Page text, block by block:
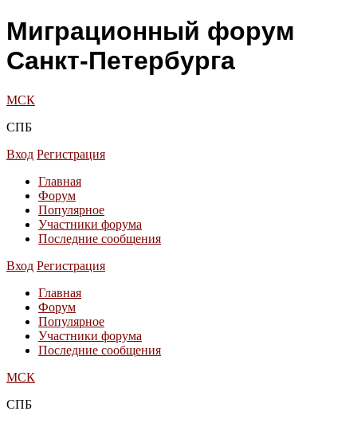
Миграционный форум
Санкт-Петербурга
МСК
СПБ
Вход Регистрация
Главная
Форум
Популярное
Участники форума
Последние сообщения
Вход Регистрация
Главная
Форум
Популярное
Участники форума
Последние сообщения
МСК
СПБ